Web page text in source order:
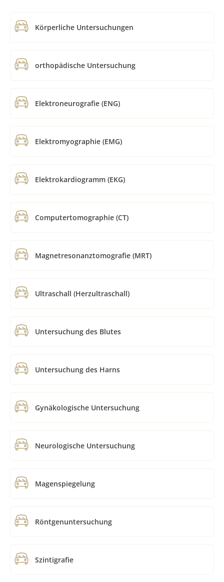
Körperliche Untersuchungen
orthopädische Untersuchung
Elektroneurografie (ENG)
Elektromyographie (EMG)
Elektrokardiogramm (EKG)
Computertomographie (CT)
Magnetresonanztomografie (MRT)
Ultraschall (Herzultraschall)
Untersuchung des Blutes
Untersuchung des Harns
Gynäkologische Untersuchung
Neurologische Untersuchung
Magenspiegelung
Röntgenuntersuchung
Szintigrafie